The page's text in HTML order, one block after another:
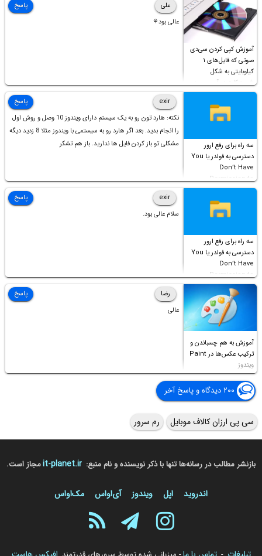
آموزش کپی کردن سی‌دی
صوتی که فایل‌های ۱
کیلوبایتی به شکل
شورت‌کات در آن موجود
است!
علی
عالی بود⚘
پاسخ
سه راه برای رفع ارور
دسترسی به فولدر یا You
Don’t Have
Permission to
Access this folder
exir
نکته: هارد تون رو به یک سیستم دارای ویندوز 10 وصل و روش اول
را انجام بدید. بعد اگر هارد رو به سیستمی با ویندوز مثلا 8 زدید دیگه
مشکلی تو باز کردن فایل ها ندارید. باز هم تشکر
پاسخ
سه راه برای رفع ارور
دسترسی به فولدر یا You
Don’t Have
Permission to
Access this folder
exir
سلام عالی بود.
پاسخ
آموزش به هم چسباندن و
ترکیب عکس‌ها در Paint
ویندوز
رضا
عالی
پاسخ
۲۰۰ دیدگاه و پاسخ آخر
سی پی ارزان کالاف موبایل رم سرور
بازنشر مطالب در رسانه‌ها تنها با ذکر نویسنده و نام منبع: it-planet.irمجاز است.
اندروید اپل ویندوز آی‌او‌اس مک‌او‌اس